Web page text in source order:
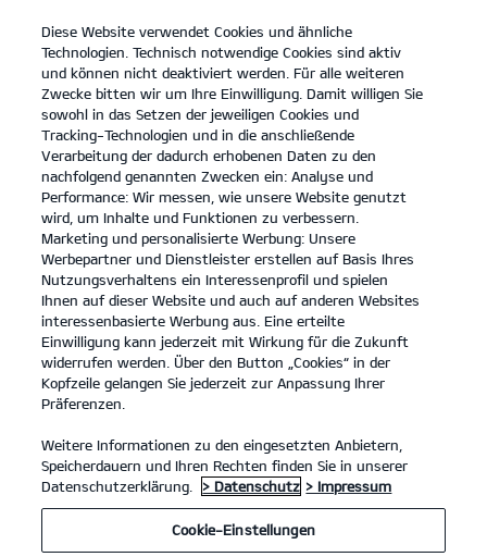
open
menu
KONTAKT
Elektrisch fahren
ELEKTRISCH FAHREN
Diese Website verwendet Cookies und ähnliche
Technologien. Technisch notwendige Cookies sind aktiv
und können nicht deaktiviert werden. Für alle weiteren
Zwecke bitten wir um Ihre Einwilligung. Damit willigen Sie
sowohl in das Setzen der jeweiligen Cookies und
Tracking-Technologien und in die anschließende
Verarbeitung der dadurch erhobenen Daten zu den
nachfolgend genannten Zwecken ein: Analyse und
Performance: Wir messen, wie unsere Website genutzt
wird, um Inhalte und Funktionen zu verbessern.
Marketing und personalisierte Werbung: Unsere
Werbepartner und Dienstleister erstellen auf Basis Ihres
Nutzungsverhaltens ein Interessenprofil und spielen
Ihnen auf dieser Website und auch auf anderen Websites
interessenbasierte Werbung aus. Eine erteilte
Einwilligung kann jederzeit mit Wirkung für die Zukunft
widerrufen werden. Über den Button „Cookies“ in der
Kopfzeile gelangen Sie jederzeit zur Anpassung Ihrer
Präferenzen.
Weitere Informationen zu den eingesetzten Anbietern,
Speicherdauern und Ihren Rechten finden Sie in unserer
Datenschutzerklärung.
> Datenschutz > Impressum
Cookie-Einstellungen